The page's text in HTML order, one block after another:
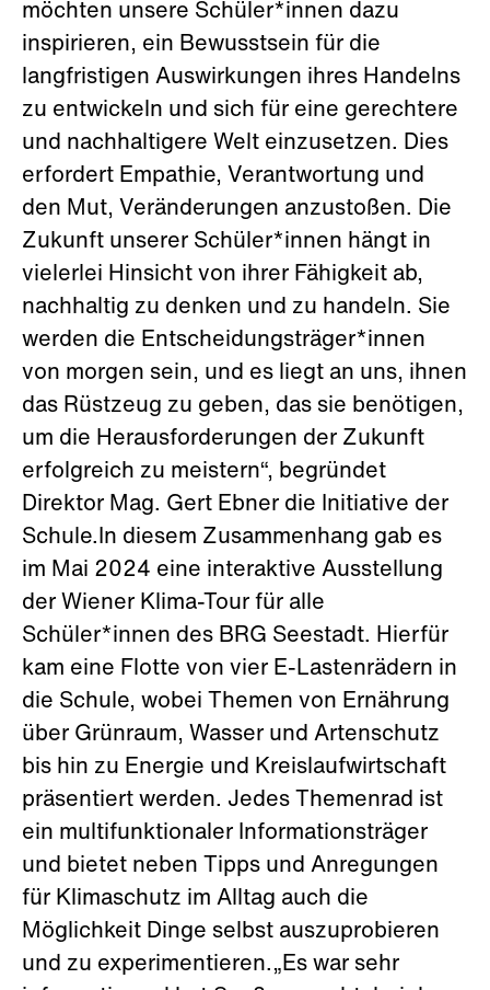
möchten unsere Schüler*innen dazu
inspirieren, ein Bewusstsein für die
langfristigen Auswirkungen ihres Handelns
zu entwickeln und sich für eine gerechtere
und nachhaltigere Welt einzusetzen. Dies
erfordert Empathie, Verantwortung und
den Mut, Veränderungen anzustoßen. Die
Zukunft unserer Schüler*innen hängt in
vielerlei Hinsicht von ihrer Fähigkeit ab,
nachhaltig zu denken und zu handeln. Sie
werden die Entscheidungsträger*innen
von morgen sein, und es liegt an uns, ihnen
das Rüstzeug zu geben, das sie benötigen,
um die Herausforderungen der Zukunft
erfolgreich zu meistern“, begründet
Direktor Mag. Gert Ebner die Initiative der
Schule.In diesem Zusammenhang gab es
im Mai 2024 eine interaktive Ausstellung
der Wiener Klima-Tour für alle
Schüler*innen des BRG Seestadt. Hierfür
kam eine Flotte von vier E-Lastenrädern in
die Schule, wobei Themen von Ernährung
über Grünraum, Wasser und Artenschutz
bis hin zu Energie und Kreislaufwirtschaft
präsentiert werden. Jedes Themenrad ist
ein multifunktionaler Informationsträger
und bietet neben Tipps und Anregungen
für Klimaschutz im Alltag auch die
Möglichkeit Dinge selbst auszuprobieren
und zu experimentieren.„Es war sehr